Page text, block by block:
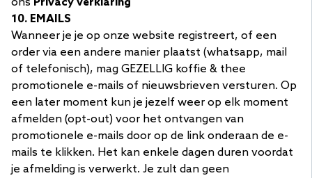
10. EMAILS
Wanneer je je op onze website registreert, of een
order via een andere manier plaatst (whatsapp, mail
of telefonisch), mag GEZELLIG koffie & thee
promotionele e-mails of nieuwsbrieven versturen. Op
een later moment kun je jezelf weer op elk moment
afmelden (opt-out) voor het ontvangen van
promotionele e-mails door op de link onderaan de e-
mails te klikken. Het kan enkele dagen duren voordat
je afmelding is verwerkt. Je zult dan geen